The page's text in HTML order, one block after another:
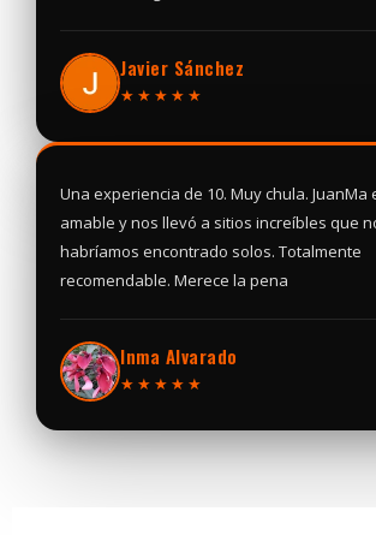
Javier Sánchez
★★★★★
Una experiencia de 10. Muy chula. JuanMa
amable y nos llevó a sitios increíbles que
habríamos encontrado solos. Totalmente
recomendable. Merece la pena
Inma Alvarado
★★★★★